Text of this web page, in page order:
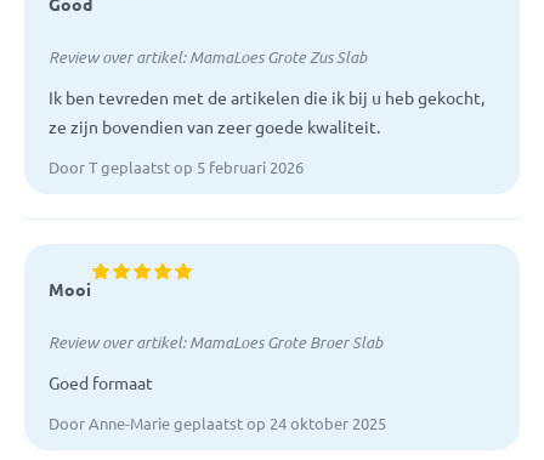
Review over artikel:MamaLoes Grote Zus Slab
Ik ben tevreden met de artikelen die ik bij u heb gekocht,
ze zijn bovendien van zeer goede kwaliteit.
Door T geplaatst op 5 februari 2026
Mooi
Review over artikel:MamaLoes Grote Broer Slab
Goed formaat
Door Anne-Marie geplaatst op 24 oktober 2025